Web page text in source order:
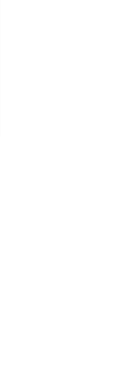
藏、内蒙古、宁夏、海南、青海)不发货